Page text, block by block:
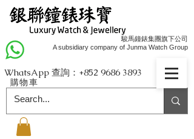
駿馬鐘錶集團旗下公司
A subsidiary company of Junma Watch Group
購物車
WhatsApp 查詢：+852 9686 3893